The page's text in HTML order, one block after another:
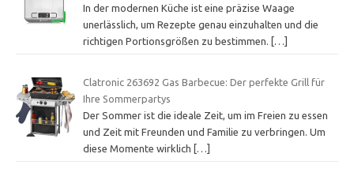
In der modernen Küche ist eine präzise Waage
unerlässlich, um Rezepte genau einzuhalten und die
richtigen Portionsgrößen zu bestimmen.
[…]
Clatronic 263692 Gas Barbecue: Der perfekte Grill für
Ihre Sommerpartys
Der Sommer ist die ideale Zeit, um im Freien zu essen
und Zeit mit Freunden und Familie zu verbringen. Um
diese Momente wirklich […]